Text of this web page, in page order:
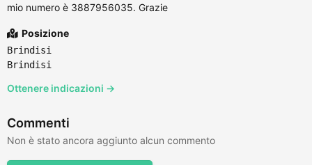
mio numero è 3887956035. Grazie
Posizione
Brindisi
Brindisi
Ottenere indicazioni →
Commenti
Non è stato ancora aggiunto alcun commento